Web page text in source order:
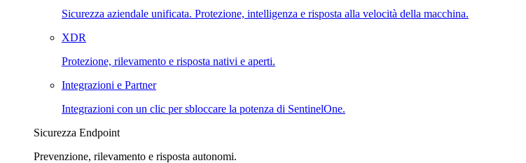
Sicurezza aziendale unificata. Protezione, intelligenza e risposta alla velocità della macchina.
XDR
Protezione, rilevamento e risposta nativi e aperti.
Integrazioni e Partner
Integrazioni con un clic per sbloccare la potenza di SentinelOne.
Sicurezza Endpoint
Prevenzione, rilevamento e risposta autonomi.